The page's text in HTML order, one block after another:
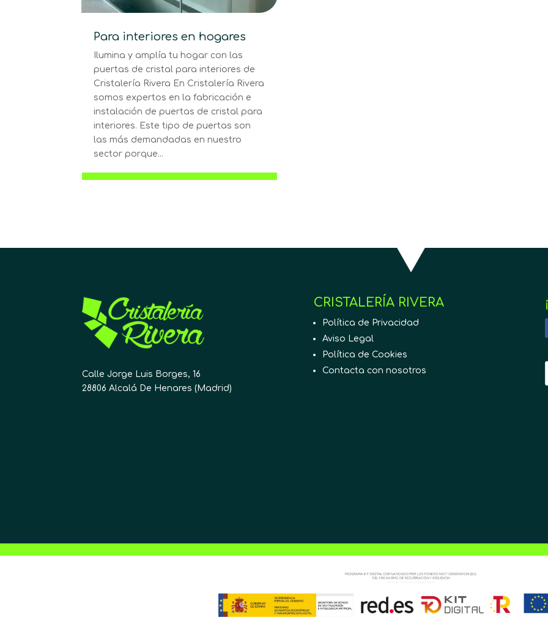
Para interiores en hogares
Ilumina y amplía tu hogar con las
puertas de cristal para interiores de
Cristalería Rivera En Cristalería Rivera
somos expertos en la fabricación e
instalación de puertas de cristal para
interiores. Este tipo de puertas son
las más demandadas en nuestro
sector porque...
Calle Jorge Luis Borges, 16
28806 Alcalá De Henares (Madrid)
CRISTALERÍA RIVERA
Política de Privacidad
Aviso Legal
Política de Cookies
Contacta con nosotros